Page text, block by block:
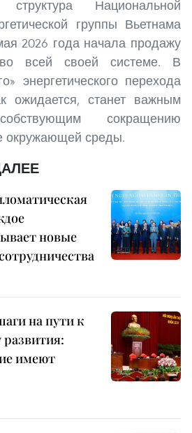
Национальной
группы Вьетнама
2026 года начала продажу
во всей своей системе. В
энергетического перехода
ожидается, станет важным
сокращению
окружающей среды.
новые
на пути к
имеют